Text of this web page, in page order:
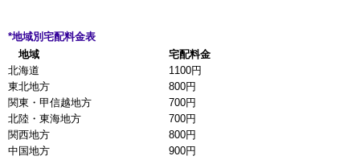
*地域別宅配料金表
地域
宅配料金
北海道
1100円
東北地方
800円
関東・甲信越地方
700円
北陸・東海地方
700円
関西地方
800円
中国地方
900円